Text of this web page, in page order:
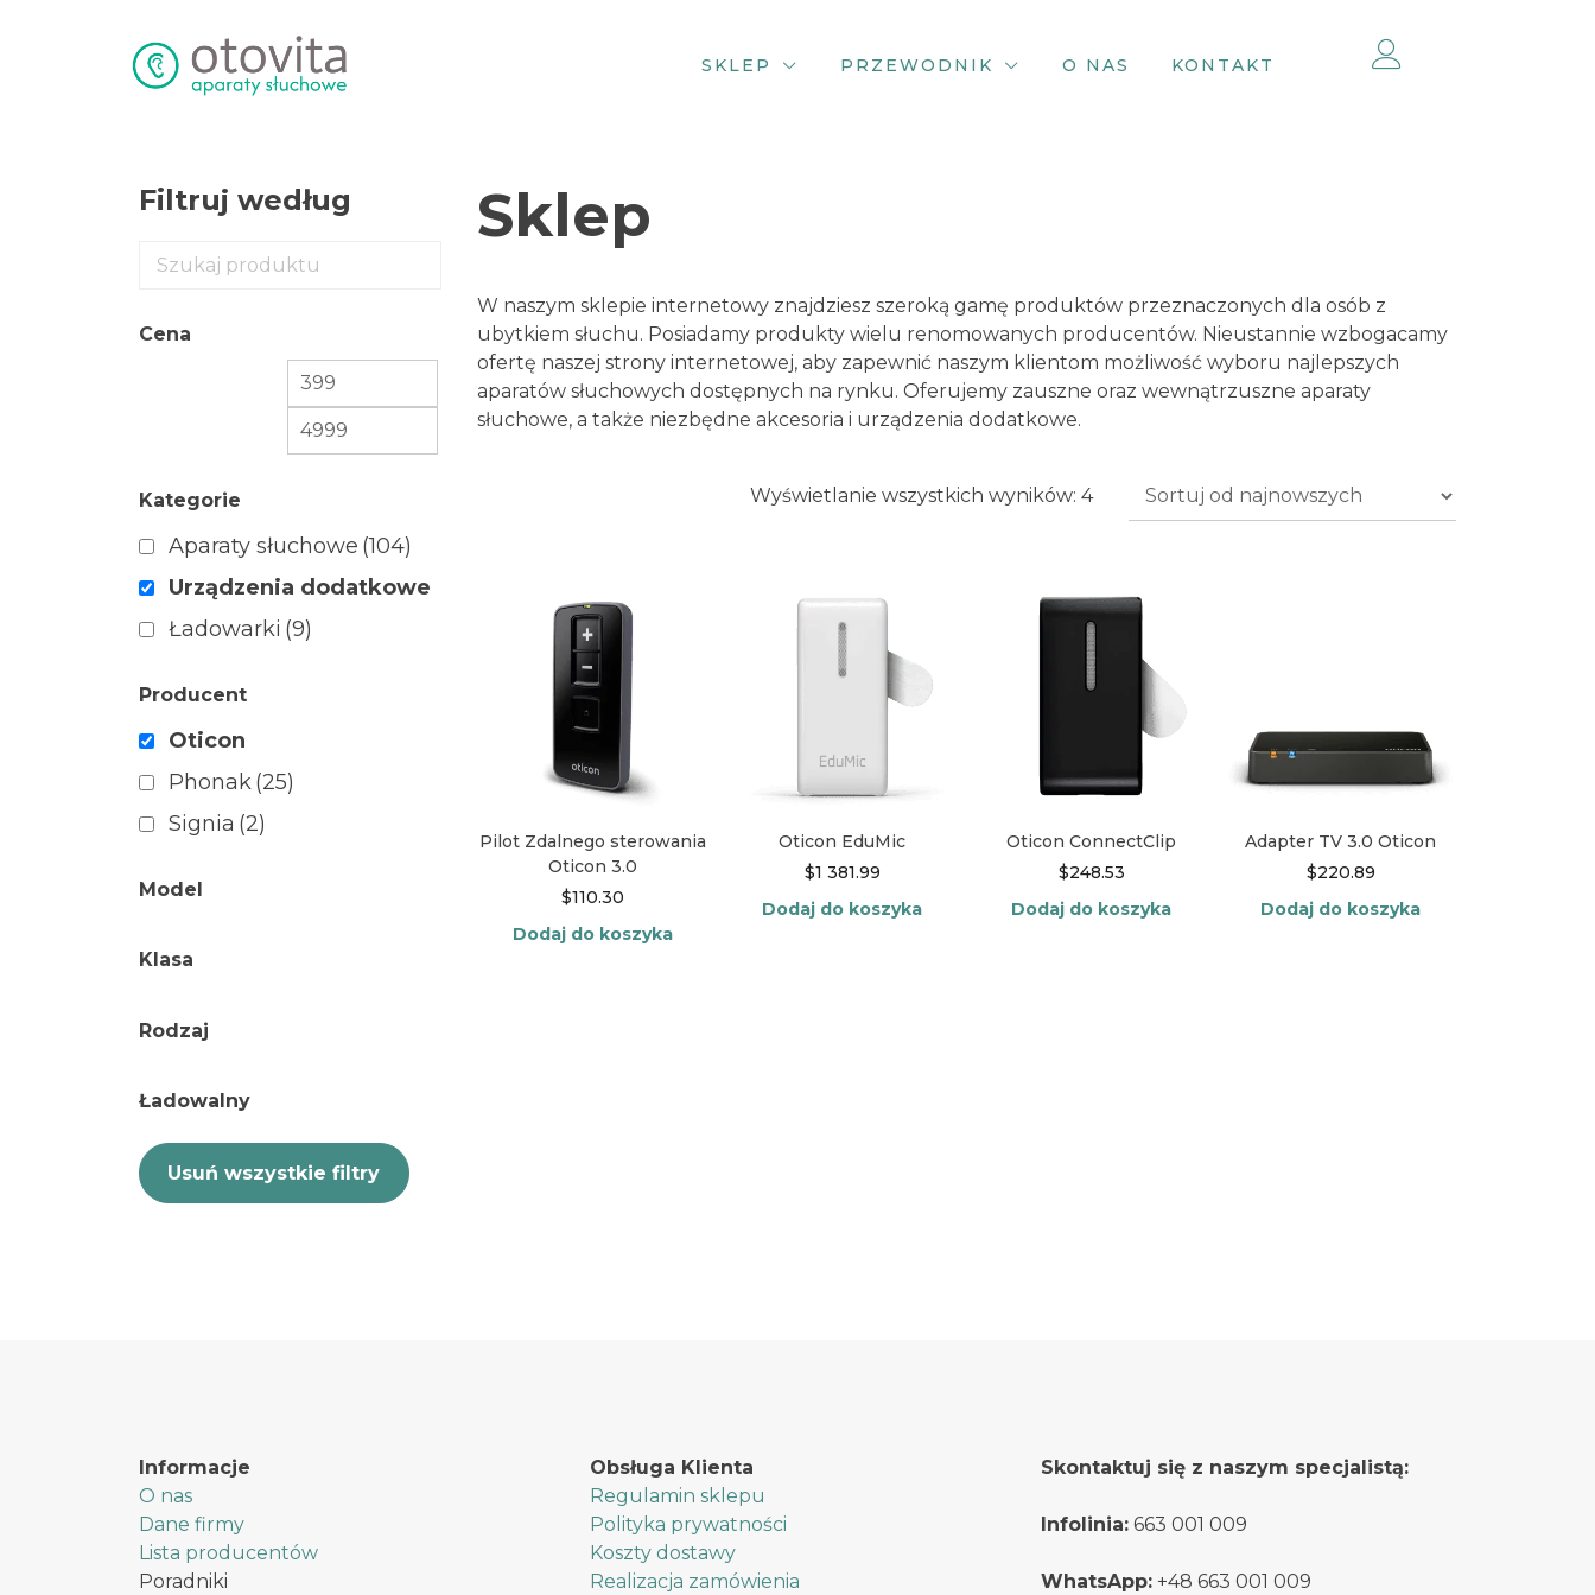
SKLEP PRZEWODNIK O NAS KONTAKT
Sklep
W naszym sklepie internetowy znajdziesz szeroką gamę produktów przeznaczonych dla osób z
ubytkiem słuchu. Posiadamy produkty wielu renomowanych producentów. Nieustannie wzbogacamy
ofertę naszej strony internetowej, aby zapewnić naszym klientom możliwość wyboru najlepszych
aparatów słuchowych dostępnych na rynku. Oferujemy zauszne oraz wewnątrzuszne aparaty
słuchowe, a także niezbędne akcesoria i urządzenia dodatkowe.
Wyświetlanie wszystkich wyników: 4Posortowane
według
Pilot Zdalnego sterowania
Oticon 3.0
$110.30
Dodaj do koszyka
Oticon EduMic
$1 381.99
Dodaj do koszyka
Oticon ConnectClip
$248.53
Dodaj do koszyka
Adapter TV 3.0 Oticon
$220.89
Dodaj do koszyka
Filtruj według
Cena
Kategorie
Aparaty słuchowe (104)
Urządzenia dodatkowe
Ładowarki (9)
Producent
Oticon
Phonak(25)
Signia (2)
Model
Klasa
Rodzaj
Ładowalny
Usuń wszystkie filtry
Informacje
O nas
Dane firmy
Lista producentów
Poradniki
Obsługa Klienta
Regulamin sklepu
Polityka prywatności
Koszty dostawy
Realizacja zamówienia
Skontaktuj się z naszym specjalistą:
Infolinia: 663 001 009
WhatsApp: +48 663 001 009